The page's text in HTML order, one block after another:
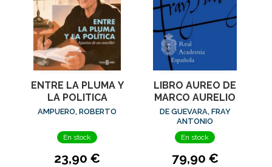
ENTRE LA PLUMA Y
LA POLITICA
AMPUERO, ROBERTO
En stock
23,90 €
LIBRO AUREO DE
MARCO AURELIO
DE GUEVARA, FRAY
ANTONIO
En stock
79,90 €